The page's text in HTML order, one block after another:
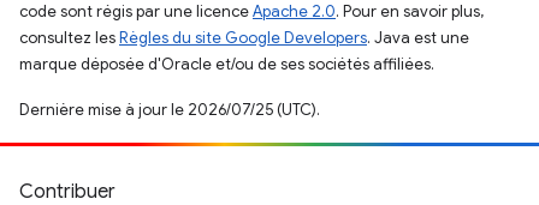
code sont régis par une licenceApache 2.0. Pour en savoir plus,
consultez lesRègles du site Google Developers. Java est une
marque déposée d'Oracle et/ou de ses sociétés affiliées.
Dernière mise à jour le 2026/07/25 (UTC).
Contribuer